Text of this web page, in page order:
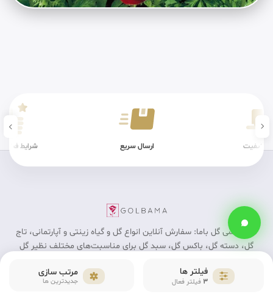
فیلتر ها
3 فیلتر فعال
مرتب سازی
جدیدترین ها
کیفیت ارسال سریع شرایط
گل فروشی گل باما: سفارش آنلاین انواع گل و گیاه زینتی و آپارتمانی، تاج
گل، دسته گل، باکس گل، سبد گل برای مناسبت‎‌های مختلف نظیر گل